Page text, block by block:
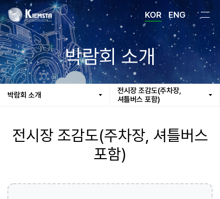
KOR ENG
박람회 소개
박람회 소개
전시장 조감도(주차장,
셔틀버스 포함)
전시장 조감도(주차장, 셔틀버스
포함)